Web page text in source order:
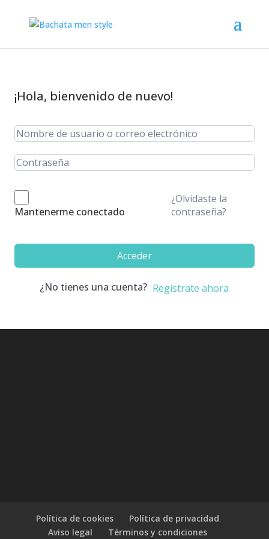
¡Hola, bienvenido de nuevo!
Mantenerme conectado
¿Olvidaste la
contraseña?
Acceder
¿No tienes una cuenta? Regístrate ahora
Política de cookies
Política de privacidad
Aviso legal
Términos y condiciones